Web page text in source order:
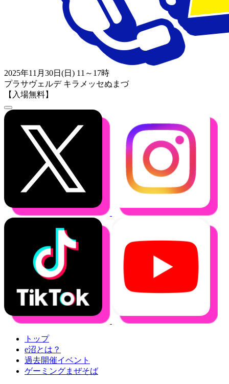
2025年11月30日(日) 11～17時
プラサヴェルデ キラメッセぬまづ
【入場無料】
トップ
e沼とは？
過去開催イベント
ゲーミングまぜそば